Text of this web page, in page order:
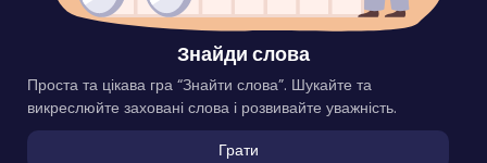
Знайди слова
Проста та цікава гра “Знайти слова”. Шукайте та
викреслюйте заховані слова і розвивайте уважність.
Грати